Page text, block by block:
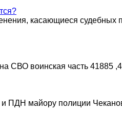
касающиеся
СВО воинская часть 41885
ПДН майору полиции